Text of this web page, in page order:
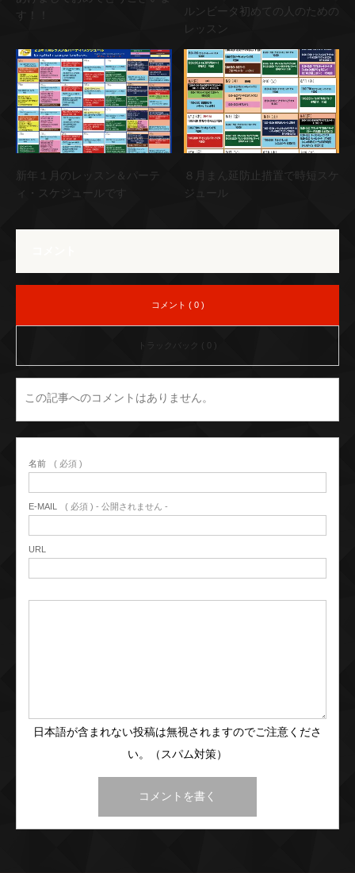
す！！
ルンビータ初めての人のための
レッスン
新年１月のレッスン＆パーテ
ィ・スケジュールです
８月まん延防止措置で時短スケ
ジュール
コメント ( 0 )
トラックバック ( 0 )
この記事へのコメントはありません。
名前 ( 必須 )
E-MAIL ( 必須 ) - 公開されません -
URL
日本語が含まれない投稿は無視されますのでご注意くださ
い。（スパム対策）